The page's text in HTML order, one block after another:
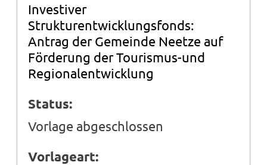
Investiver
Strukturentwicklungsfonds:
Antrag der Gemeinde Neetze auf
Förderung der Tourismus-und
Regionalentwicklung
Status:
Vorlage abgeschlossen
Vorlageart: